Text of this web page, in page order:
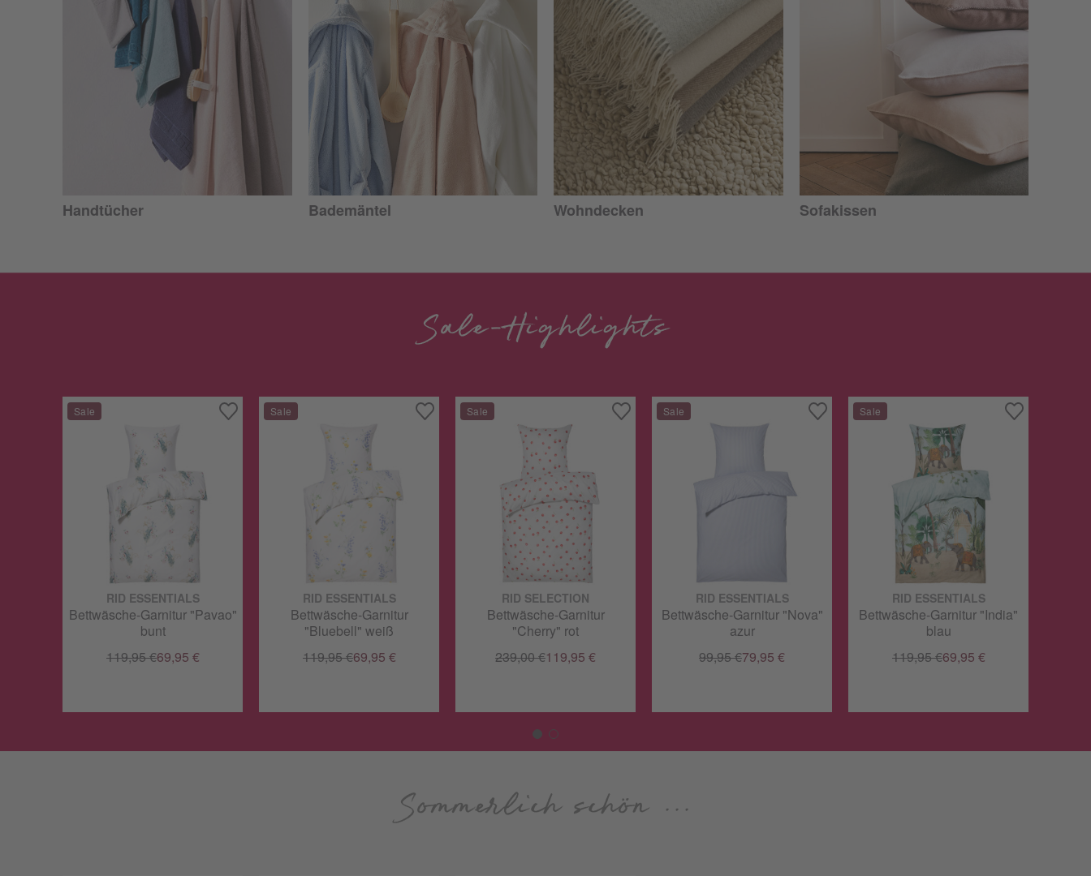
Handtücher Bademäntel Wohndecken Sofakissen
Sale-Highlights
RID ESSENTIALS
Bettwäsche-Garnitur "Pavao"
bunt
119,95 €69,95 €
RID ESSENTIALS
Bettwäsche-Garnitur
"Bluebell" weiß
119,95 €69,95 €
RID SELECTION
Bettwäsche-Garnitur
"Cherry" rot
239,00 €119,95 €
RID ESSENTIALS
Bettwäsche-Garnitur "Nova"
azur
99,95 €79,95 €
RID ESSENTIALS
Bettwäsche-Garnitur "India"
blau
119,95 €69,95 €
Sommerlich schön ...